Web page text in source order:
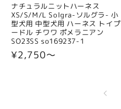
ナチュラルニットハーネス
XS/S/M/L Solgra-ソルグラ- 小
型犬用 中型犬用 ハーネス トイプ
ードル チワワ ポメラニアン
SO23SS so169237-1
通
¥2,750〜